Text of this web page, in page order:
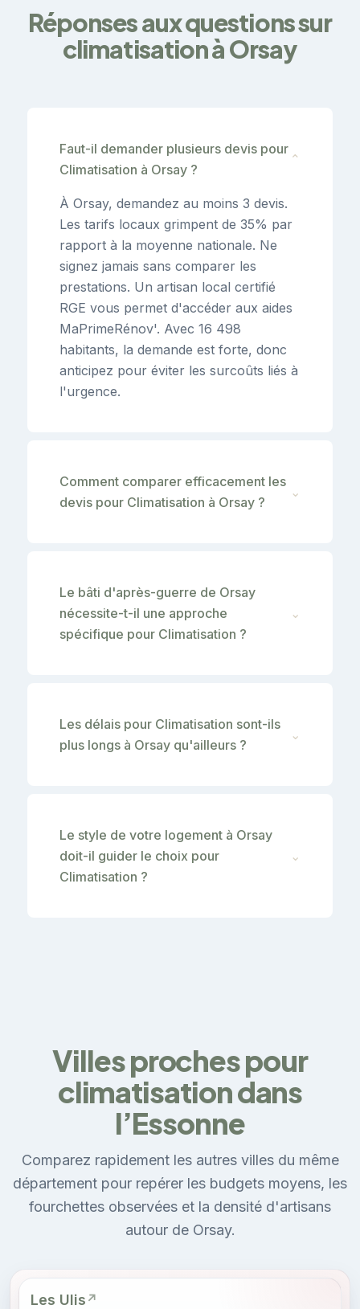
Réponses aux questions sur
climatisation à Orsay
Faut-il demander plusieurs devis pour
Climatisation à Orsay ?
⌄
À Orsay, demandez au moins 3 devis.
Les tarifs locaux grimpent de 35% par
rapport à la moyenne nationale. Ne
signez jamais sans comparer les
prestations. Un artisan local certifié
RGE vous permet d'accéder aux aides
MaPrimeRénov'. Avec 16 498
habitants, la demande est forte, donc
anticipez pour éviter les surcoûts liés à
l'urgence.
Comment comparer efficacement les
devis pour Climatisation à Orsay ?
⌄
Le bâti d'après-guerre de Orsay
nécessite-t-il une approche
spécifique pour Climatisation ?
⌄
Les délais pour Climatisation sont-ils
plus longs à Orsay qu'ailleurs ?
⌄
Le style de votre logement à Orsay
doit-il guider le choix pour
Climatisation ?
⌄
Villes proches pour
climatisation dans
l’Essonne
Comparez rapidement les autres villes du même
département pour repérer les budgets moyens, les
fourchettes observées et la densité d'artisans
autour de Orsay.
Les Ulis